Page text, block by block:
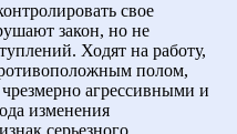
свое
закон, но не
Ходят на работу,
полом,
агрессивными и
изменения